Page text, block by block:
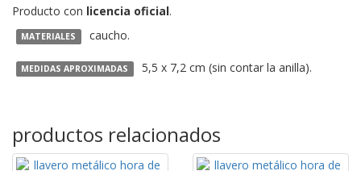
Producto con licencia oficial.
MATERIALES caucho.
MEDIDAS APROXIMADAS 5,5 x 7,2 cm (sin contar la anilla).
productos relacionados